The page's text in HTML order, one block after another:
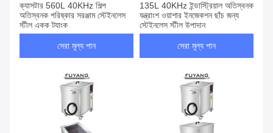
ক্যাসটার 560L 40KHz শিল্প
অতিস্বনক পরিষ্কার সরঞ্জাম স্টেইনলেস
স্টীল একক ট্যাংক
সেরা মূল্য পান
135L 40KHz ইন্ডাস্ট্রিয়াল অতিস্বনক
যন্ত্রাংশ ওয়াশার ইনজেকশন ছাঁচ জন্য
স্টেইনলেস স্টীল উপাদান
সেরা মূল্য পান